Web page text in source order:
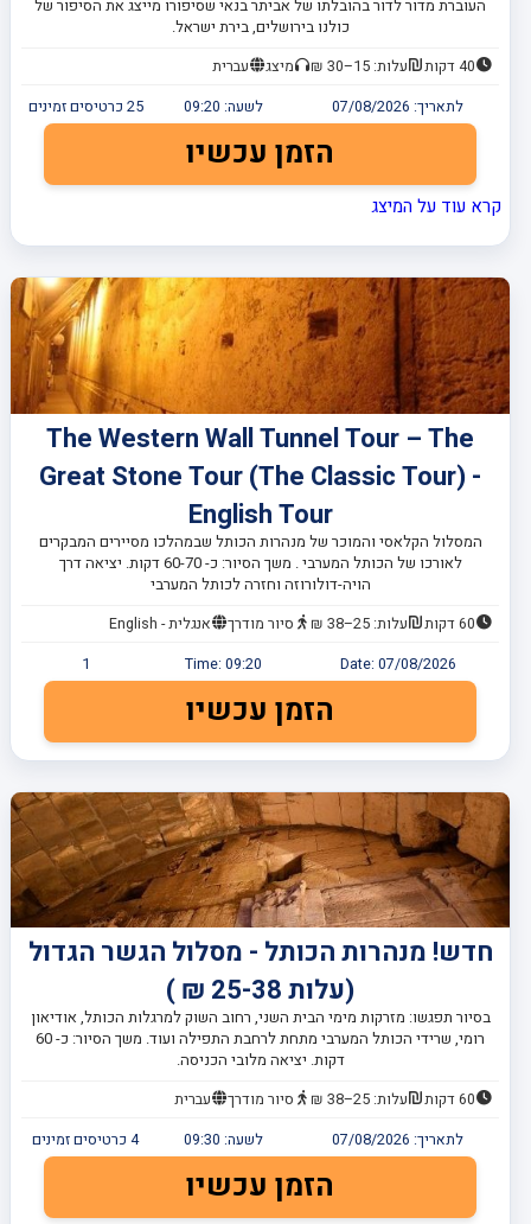
העוברת מדור לדור בהובלתו של אביתר בנאי שסיפורו מייצג את הסיפור של
כולנו בירושלים, בירת ישראל.
40 דקות עלות: 15–30 ₪ מיצג
עברית
לתאריך: 07/08/2026 לשעה: 09:20
25 כרטיסים זמינים
הזמן עכשיו
קרא עוד על המיצג
The Western Wall Tunnel Tour – The
Great Stone Tour (The Classic Tour) -
English Tour
המסלול הקלאסי והמוכר של מנהרות הכותל שבמהלכו מסיירים המבקרים
לאורכו של הכותל המערבי . משך הסיור: כ- 60-70 דקות. יציאה דרך
הויה-דולורוזה וחזרה לכותל המערבי
60 דקות עלות: 25–38 ₪ סיור מודרך
אנגלית - English
Date: 07/08/2026
Time: 09:20
1
הזמן עכשיו
חדש! מנהרות הכותל - מסלול הגשר הגדול
(עלות 25-38 ₪ )
בסיור תפגשו: מזרקות מימי הבית השני, רחוב השוק למרגלות הכותל, אודיאון
רומי, שרידי הכותל המערבי מתחת לרחבת התפילה ועוד. משך הסיור: כ- 60
דקות. יציאה מלובי הכניסה.
60 דקות עלות: 25–38 ₪ סיור מודרך
עברית
לתאריך: 07/08/2026 לשעה: 09:30
4 כרטיסים זמינים
הזמן עכשיו